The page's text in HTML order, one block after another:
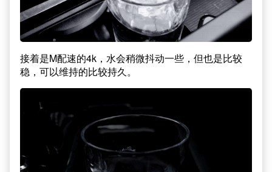
接着是M配速的4k，水会稍微抖动一些，但也是比较
稳，可以维持的比较持久。